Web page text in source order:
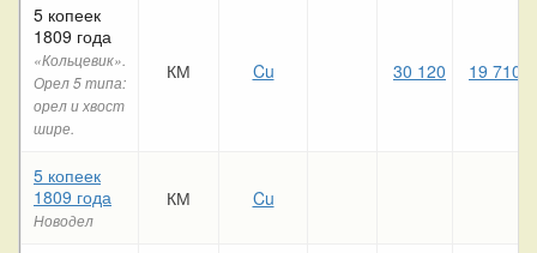
5 копеек
1809 года
«Кольцевик».
Орел 5 типа:
орел и хвост
шире.
КМ Cu 30 120 19 710
5 копеек
1809 года
Новодел
КМ Cu